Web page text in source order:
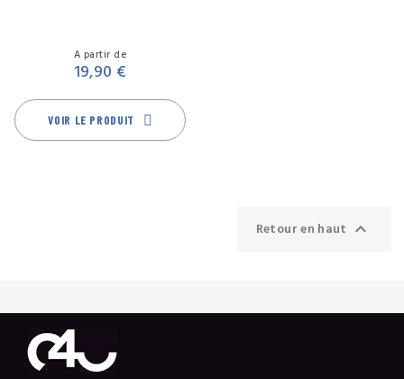
A partir de
19,90 €
VOIR LE PRODUIT
Retour en haut 